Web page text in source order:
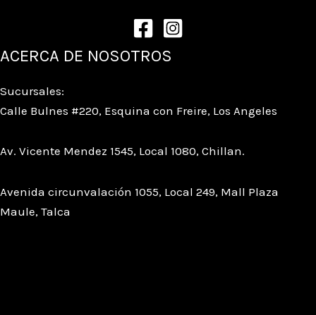
ACERCA DE NOSOTROS
Sucursales:
Calle Bulnes #220, Esquina con Freire, Los Angeles
Av. Vicente Mendez 1545, Local 1080, Chillan.
Avenida circunvalación 1055, Local 249, Mall Plaza
Maule, Talca